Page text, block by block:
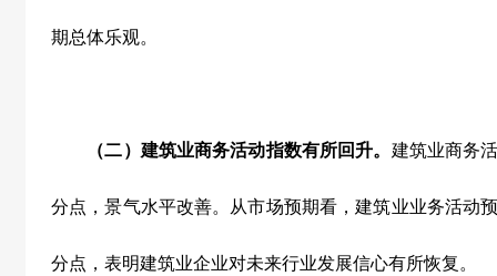
期总体乐观。
（二）建筑业商务活动指数有所回升。 建筑业商务
分点，景气水平改善。从市场预期看，建筑业业务活动
分点，表明建筑业企业对未来行业发展信心有所恢复。